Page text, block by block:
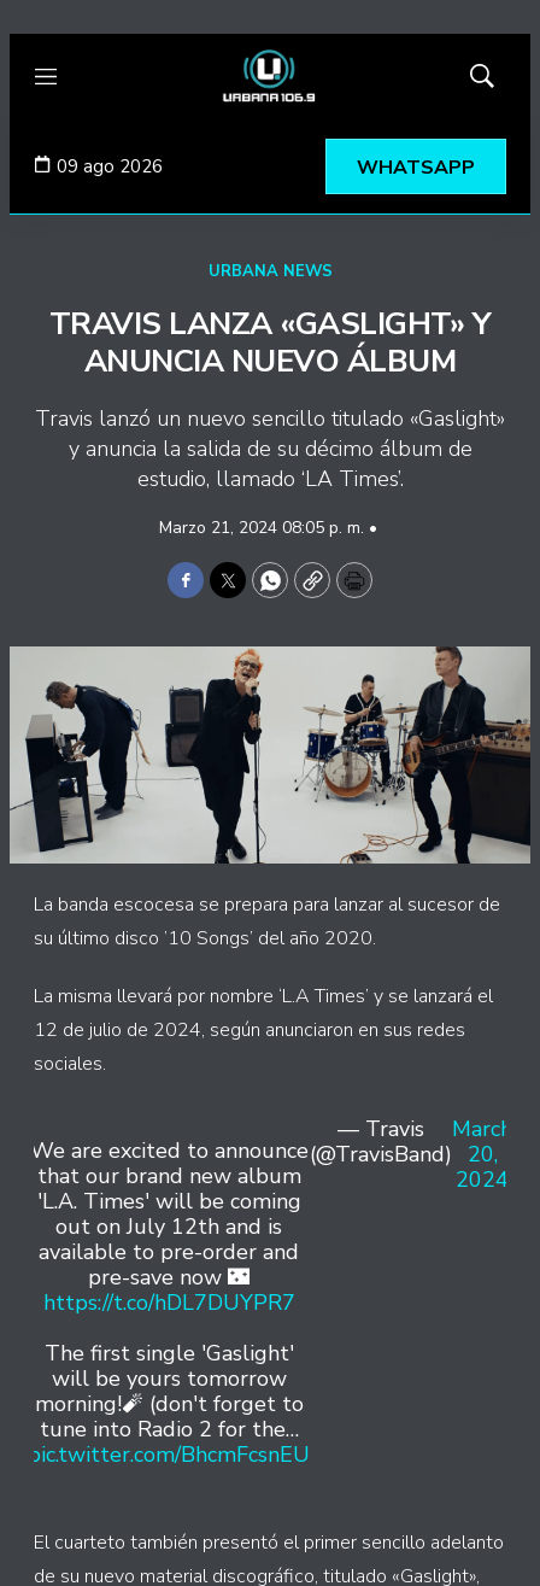
Menú
Mostrar
09 ago 2026 WHATSAPP
URBANA NEWS
TRAVIS LANZA «GASLIGHT» Y
ANUNCIA NUEVO ÁLBUM
Travis lanzó un nuevo sencillo titulado «Gaslight»
y anuncia la salida de su décimo álbum de
estudio, llamado ‘LA Times’.
Marzo 21, 2024 08:05 p. m. •
Facebook
TwitterWhatsApp
CopyPrint
La banda escocesa se prepara para lanzar al sucesor de
su último disco ’10 Songs’ del año 2020.
La misma llevará por nombre ‘L.A Times’ y se lanzará el
12 de julio de 2024, según anunciaron en sus redes
sociales.
We are excited to announce
that our brand new album
'L.A. Times' will be coming
out on July 12th and is
available to pre-order and
pre-save now 🌃
https://t.co/hDL7DUYPR7
The first single 'Gaslight'
will be yours tomorrow
morning!🧨 (don't forget to
tune into Radio 2 for the…
pic.twitter.com/BhcmFcsnEU
— Travis
(@TravisBand)
March
20,
2024
El cuarteto también presentó el primer sencillo adelanto
de su nuevo material discográfico, titulado «Gaslight»,